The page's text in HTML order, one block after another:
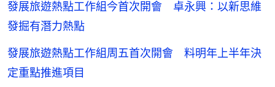
發展旅遊熱點工作組今首次開會 卓永興：以新思維
發掘有潛力熱點
發展旅遊熱點工作組周五首次開會 料明年上半年決
定重點推進項目